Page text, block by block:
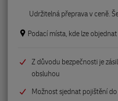
Udržitelná přeprava v ceně.
Podací místa, kde lze objednat
Z důvodu bezpečnosti je
obsluhou
Možnost sjednat pojištění